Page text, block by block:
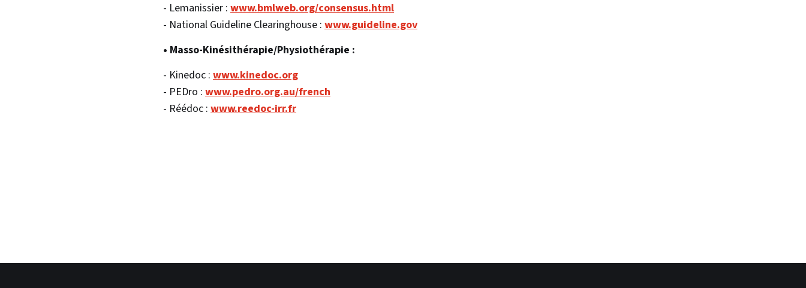
- Lemanissier : www.bmlweb.org/consensus.html
- National Guideline Clearinghouse : www.guideline.gov
• Masso-Kinésithérapie/Physiothérapie :
- Kinedoc : www.kinedoc.org
- PEDro : www.pedro.org.au/french
- Réédoc : www.reedoc-irr.fr